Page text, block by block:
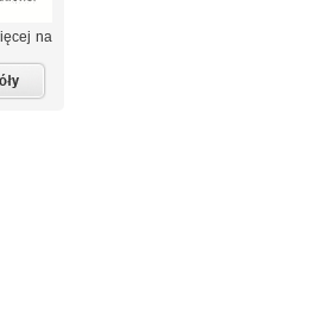
na